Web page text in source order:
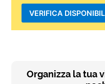
VERIFICA
Organizza la tua